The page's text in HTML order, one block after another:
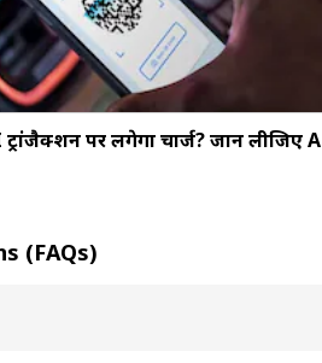
पर लगेगा चार्ज? जान लीजिए A
(FAQs)